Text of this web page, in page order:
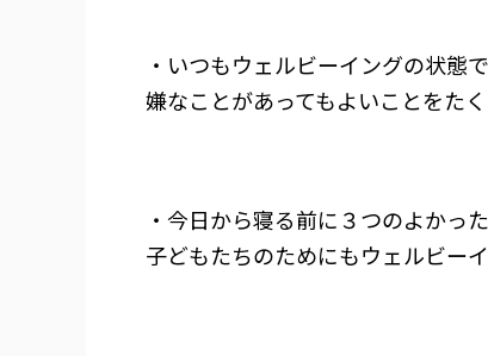
・いつもウェルビーイングの状態
嫌なことがあってもよいことをた
・今日から寝る前に３つのよかっ
子どもたちのためにもウェルビー